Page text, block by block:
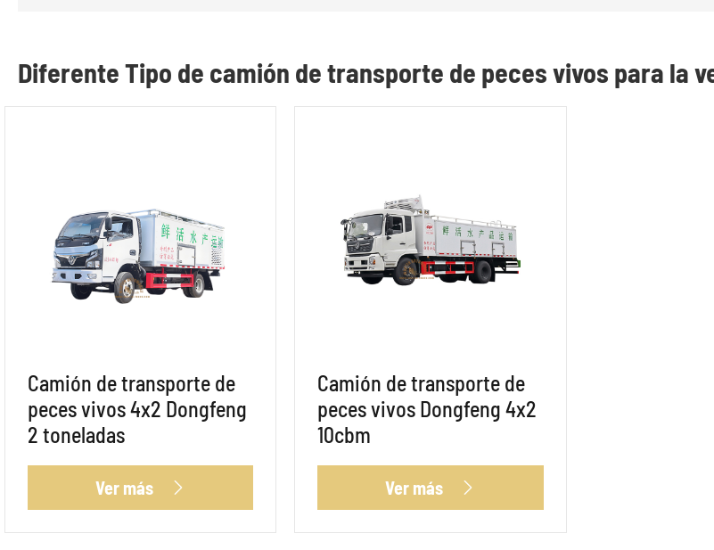
Diferente Tipo de camión de transporte de peces vivos para la
Camión de transporte de
peces vivos 4x2 Dongfeng
2 toneladas
Ver más 
Camión de transporte de
peces vivos Dongfeng 4x2
10cbm
Ver más 